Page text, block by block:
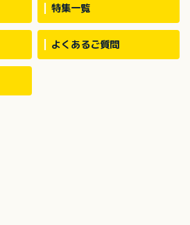
特集一覧
よくあるご質問